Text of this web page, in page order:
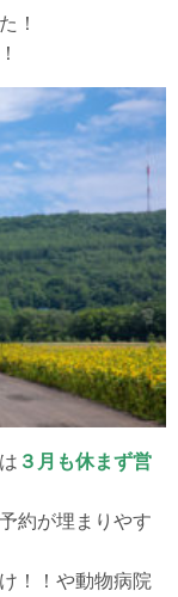
！
３月も休まず営
約が埋まりやす
！！や動物病院